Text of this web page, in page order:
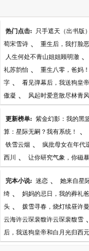
热门点击: 只手遮天（出书版）
荀宋雪诗 、 重生后，我打脸
人生何处不青山姐姐顾明澈 、
礼苏韵怡 、 重生八零，爸妈
字 、 看见弹幕后，我送狗皇
傲凝 、 风起时爱意散尽林青
更新榜单: 紫金幻影：我的黑
算：星际无嗣？我有系统！ 、
铁雪云烟 、 疯批母女在年代
西川 、 让你研究气象，你磁
完本小说: 迷恋 、 她来自星
绮 、 妈妈的忌日，我的葬礼
头 、 拨雪寻春，烧灯续昼许
云海许云琛裴馥许云琛裴馥雪 、
后，我送狗皇帝和白月光归西